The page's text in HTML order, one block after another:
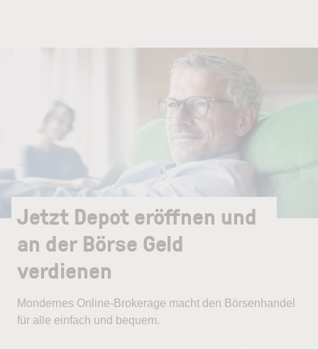
Jetzt Depot eröffnen und
an der Börse Geld
verdienen
Mondernes Online-Brokerage macht den Börsenhandel
für alle einfach und bequem.